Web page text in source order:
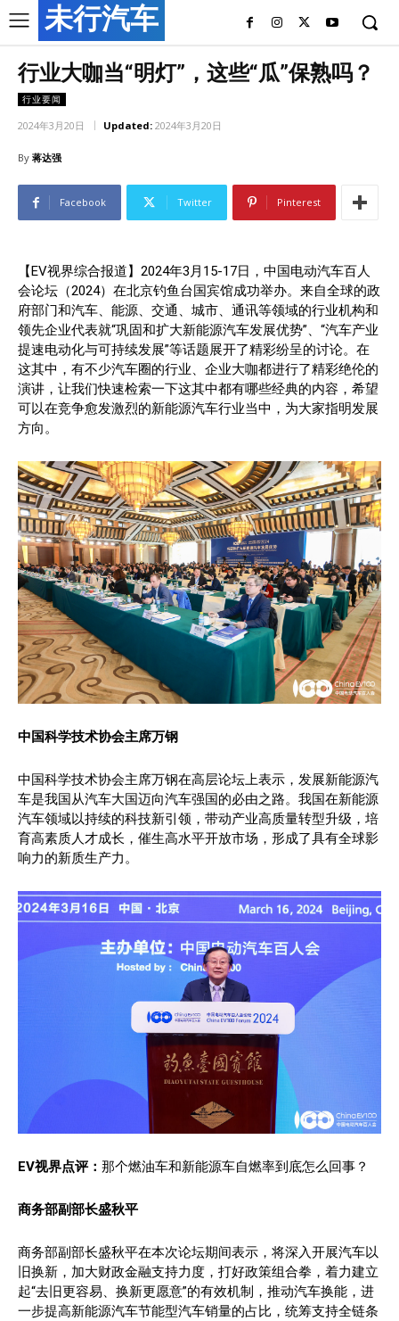
未行汽车
行业大咖当“明灯”，这些“瓜”保熟吗？
行业要闻
2024年3月20日 Updated: 2024年3月20日
By 蒋达强
Facebook Twitter Pinterest
【EV视界综合报道】2024年3月15-17日，中国电动汽车百人
会论坛（2024）在北京钓鱼台国宾馆成功举办。来自全球的政
府部门和汽车、能源、交通、城市、通讯等领域的行业机构和
领先企业代表就“巩固和扩大新能源汽车发展优势”、“汽车产业
提速电动化与可持续发展”等话题展开了精彩纷呈的讨论。在
这其中，有不少汽车圈的行业、企业大咖都进行了精彩绝伦的
演讲，让我们快速检索一下这其中都有哪些经典的内容，希望
可以在竞争愈发激烈的新能源汽车行业当中，为大家指明发展
方向。
中国科学技术协会主席万钢
中国科学技术协会主席万钢在高层论坛上表示，发展新能源汽
车是我国从汽车大国迈向汽车强国的必由之路。我国在新能源
汽车领域以持续的科技新引领，带动产业高质量转型升级，培
育高素质人才成长，催生高水平开放市场，形成了具有全球影
响力的新质生产力。
EV视界点评： 那个燃油车和新能源车自燃率到底怎么回事？
商务部副部长盛秋平
商务部副部长盛秋平在本次论坛期间表示，将深入开展汽车以
旧换新，加大财政金融支持力度，打好政策组合拳，着力建立
起“去旧更容易、换新更愿意”的有效机制，推动汽车换能，进
一步提高新能源汽车节能型汽车销量的占比，统筹支持全链条